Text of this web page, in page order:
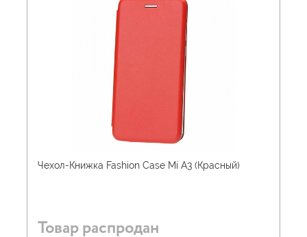
Чехол-Книжка Fashion Case Mi A3 (Красный)
Товар распродан